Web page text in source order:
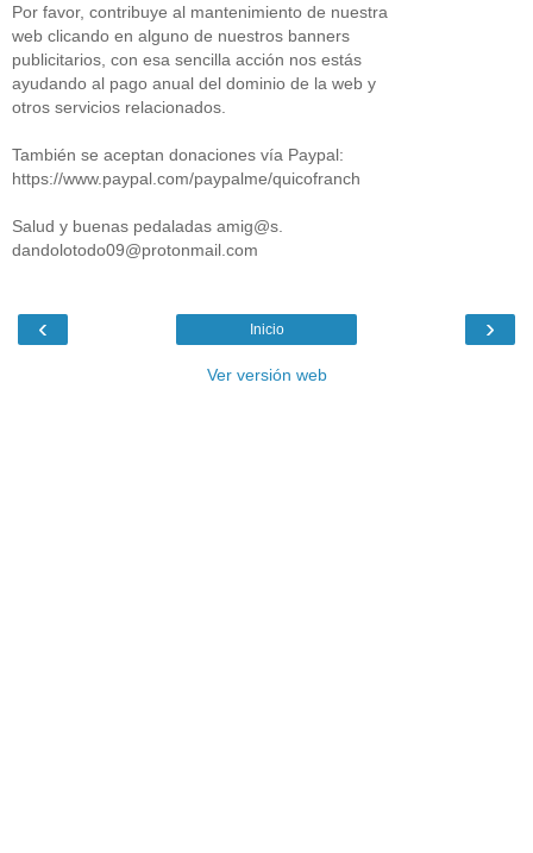
Por favor, contribuye al mantenimiento de nuestra
web clicando en alguno de nuestros banners
publicitarios, con esa sencilla acción nos estás
ayudando al pago anual del dominio de la web y
otros servicios relacionados.
También se aceptan donaciones vía Paypal:
https://www.paypal.com/paypalme/quicofranch
Salud y buenas pedaladas amig@s.
dandolotodo09@protonmail.com
‹ ›
Inicio
Ver versión web